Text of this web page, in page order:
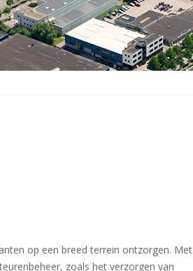
op een breed terrein ontzorgen. Met
zoals het verzorgen van